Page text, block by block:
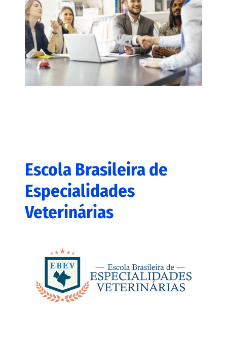
Escola Brasileira de
Especialidades
Veterinárias